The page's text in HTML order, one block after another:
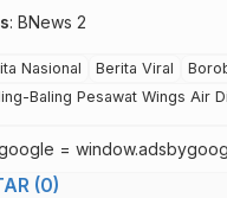
: BNews 2
Nasional Berita Viral
Baling Pesawat Wings Air
=
(0)